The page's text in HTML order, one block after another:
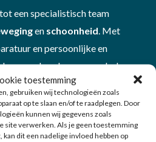
toestemming
gebruiken wij technologieën zoals
op te slaan en/of te raadplegen. Door
kunnen wij gegevens zoals
site verwerken. Als je geen toestemming
dit een nadelige invloed hebben op
een specialistisch team
en schoonheid . Met
en persoonlijke en
we al veel mensen geholpen
én te blijven. Plan
bij ons om te kijken